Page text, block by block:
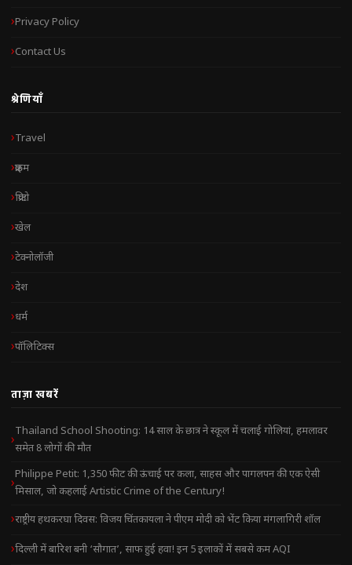
Privacy Policy
Contact Us
श्रेणियाँ
Travel
क्राइम
क्रिप्टो
खेल
टेक्नोलॉजी
देश
धर्म
पॉलिटिक्स
ताज़ा खबरें
Thailand School Shooting: 14 साल के छात्र ने स्कूल में चलाई गोलियां, हमलावर
समेत 8 लोगों की मौत
Philippe Petit: 1,350 फीट की ऊंचाई पर कला, साहस और पागलपन की एक ऐसी
मिसाल, जो कहलाई Artistic Crime of the Century!
राष्ट्रीय हथकरघा दिवस: विजय चिंतकायला ने पीएम मोदी को भेंट किया मंगलागिरी शॉल
दिल्ली में बारिश बनी ‘सौगात’, साफ हुई हवा! इन 5 इलाकों में सबसे कम AQI